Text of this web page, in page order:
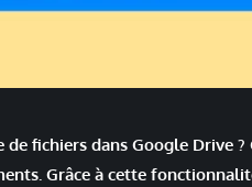
fichiers dans Google Drive
Grâce à cette